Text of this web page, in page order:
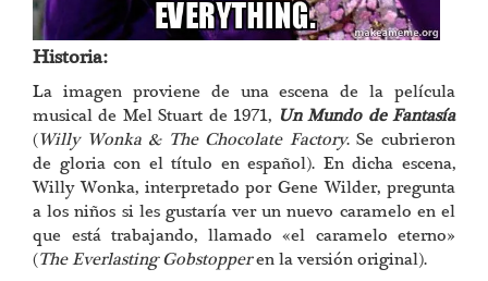
Historia:
La imagen proviene de una escena de la película
musical de Mel Stuart de 1971, Un Mundo de Fantasía
(Willy Wonka & The Chocolate Factory. Se cubrieron
de gloria con el título en español). En dicha escena,
Willy Wonka, interpretado por Gene Wilder, pregunta
a los niños si les gustaría ver un nuevo caramelo en el
que está trabajando, llamado «el caramelo eterno»
(The Everlasting Gobstopperen la versión original).